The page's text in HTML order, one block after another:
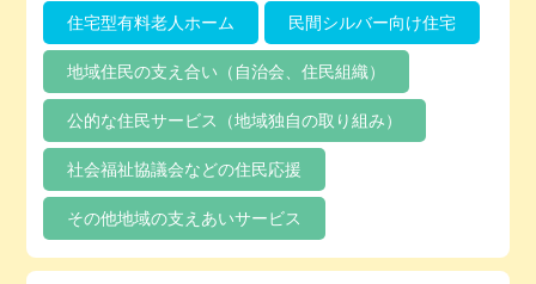
住宅型有料老人ホーム 民間シルバー向け住宅
地域住民の支え合い（自治会、住民組織）
公的な住民サービス（地域独自の取り組み）
社会福祉協議会などの住民応援
その他地域の支えあいサービス